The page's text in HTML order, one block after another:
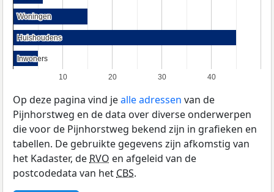
10 20 30 40
Woningen
Woningen
Huishoudens
Huishoudens
Inwoners
Inwoners
Op deze pagina vind jealle adressen van de
Pijnhorstweg en de data over diverse onderwerpen
die voor de Pijnhorstweg bekend zijn in grafieken en
tabellen. De gebruikte gegevens zijn afkomstig van
het Kadaster, deRVO en afgeleid van de
postcodedata van hetCBS.